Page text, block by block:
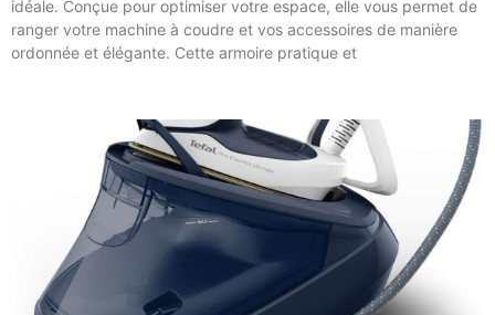
idéale. Conçue pour optimiser votre espace, elle vous permet de
ranger votre machine à coudre et vos accessoires de manière
ordonnée et élégante. Cette armoire pratique et